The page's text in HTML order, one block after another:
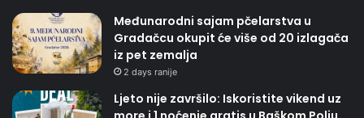
Međunarodni sajam pčelarstva u
Gradačcu okupit će više od 20 izlagača
iz pet zemalja
2 days ranije
Ljeto nije završilo: Iskoristite vikend uz